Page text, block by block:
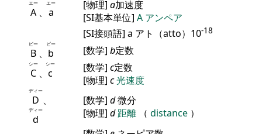
A
エー
、 a
エー
[物理] a加速度
[SI基本単位] A アンペア
[SI接頭語] a アト（atto）10-18
B
ビー
、 b
ビー
[数学] b定数
C
シー
、 c
シー [数学] c定数
[物理] c光速度
D
ディー
、
d
ディー
[数学] d微分
[物理] d 距離 （ distance ）